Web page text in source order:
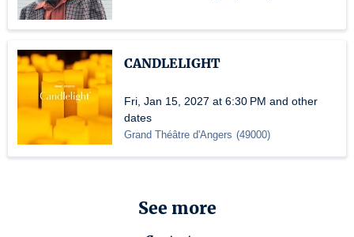
CANDLELIGHT
Fri, Jan 15, 2027 at 6:30 PM and other
dates
Grand Théâtre d'Angers (49000)
See more